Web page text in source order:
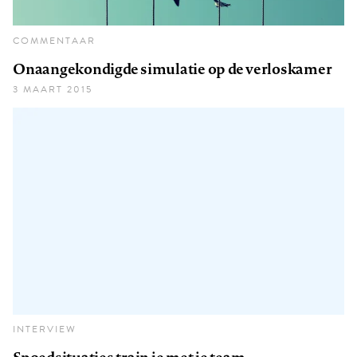
COMMENTAAR
Onaangekondigde simulatie op de verloskamer
3 MAART 2015
INTERVIEW